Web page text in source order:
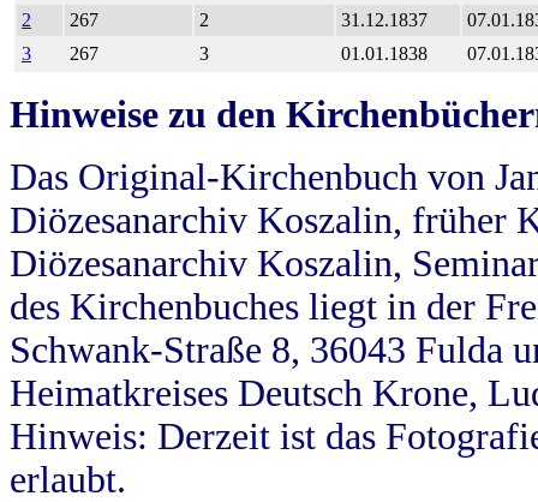
2
267 2 31.12.1837
3
267 3 01.01.1838
Hinweise zu den
Das Original-Kirchenbuch von
Diözesanarchiv Koszalin, früher
Diözesanarchiv Koszalin,
des Kirchenbuches liegt in der
Schwank-Straße 8, 36043 Fulda
Heimatkreises Deutsch Krone,
Hinweis: Derzeit ist das
erlaubt.